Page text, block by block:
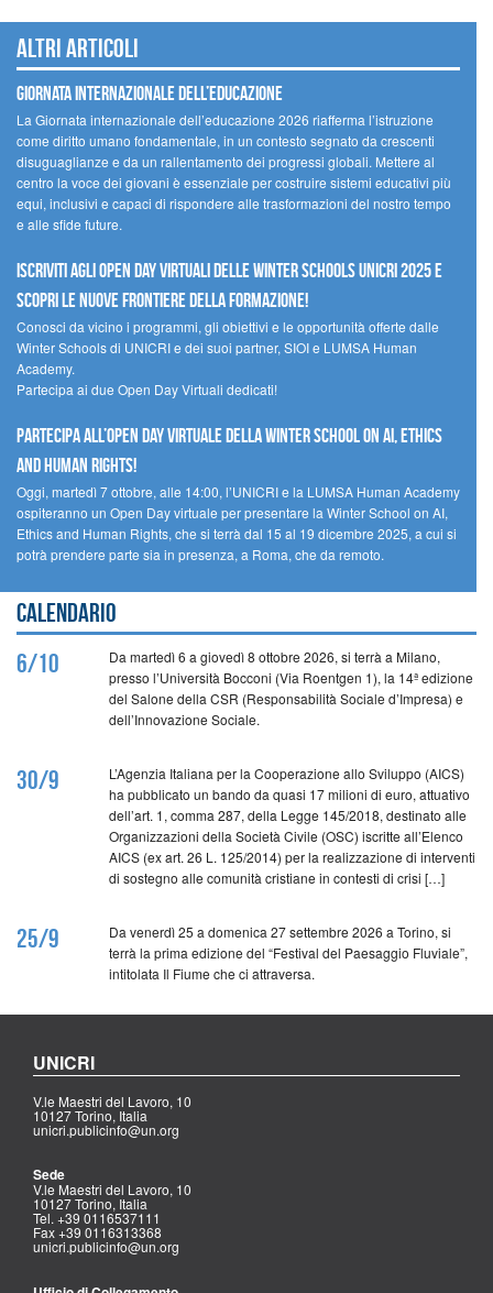
Altri articoli
GIORNATA INTERNAZIONALE DELL’EDUCAZIONE
La Giornata internazionale dell’educazione 2026 riafferma l’istruzione
come diritto umano fondamentale, in un contesto segnato da crescenti
disuguaglianze e da un rallentamento dei progressi globali. Mettere al
centro la voce dei giovani è essenziale per costruire sistemi educativi più
equi, inclusivi e capaci di rispondere alle trasformazioni del nostro tempo
e alle sfide future.
Iscriviti agli Open Day Virtuali delle Winter Schools UNICRI 2025 e
scopri le nuove frontiere della formazione!
Conosci da vicino i programmi, gli obiettivi e le opportunità offerte dalle
Winter Schools di UNICRI e dei suoi partner, SIOI e LUMSA Human
Academy.
Partecipa ai due Open Day Virtuali dedicati!
Partecipa all’Open Day virtuale della Winter School on AI, Ethics
and Human Rights!
Oggi, martedì 7 ottobre, alle 14:00, l’UNICRI e la LUMSA Human Academy
ospiteranno un Open Day virtuale per presentare la Winter School on AI,
Ethics and Human Rights, che si terrà dal 15 al 19 dicembre 2025, a cui si
potrà prendere parte sia in presenza, a Roma, che da remoto.
Calendario
6/10
Da martedì 6 a giovedì 8 ottobre 2026, si terrà a Milano,
presso l’Università Bocconi (Via Roentgen 1), la 14ª edizione
del Salone della CSR (Responsabilità Sociale d’Impresa) e
dell’Innovazione Sociale.
30/9
L’Agenzia Italiana per la Cooperazione allo Sviluppo (AICS)
ha pubblicato un bando da quasi 17 milioni di euro, attuativo
dell’art. 1, comma 287, della Legge 145/2018, destinato alle
Organizzazioni della Società Civile (OSC) iscritte all’Elenco
AICS (ex art. 26 L. 125/2014) per la realizzazione di interventi
di sostegno alle comunità cristiane in contesti di crisi […]
25/9
Da venerdì 25 a domenica 27 settembre 2026 a Torino, si
terrà la prima edizione del “Festival del Paesaggio Fluviale”,
intitolata Il Fiume che ci attraversa.
UNICRI
V.le Maestri del Lavoro, 10
10127 Torino, Italia
unicri.publicinfo@un.org
Sede
V.le Maestri del Lavoro, 10
10127 Torino, Italia
Tel. +39 0116537111
Fax +39 0116313368
unicri.publicinfo@un.org